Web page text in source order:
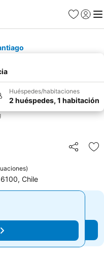
Favoritos
Iniciar
Huéspedes/habitaciones
2 huéspedes, 1 habitación
Compartir
)
Chile